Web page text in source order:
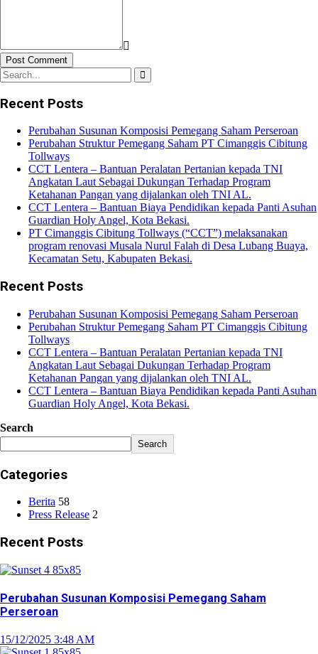
Post Comment
Recent Posts
Perubahan Susunan Komposisi Pemegang Saham Perseroan
Perubahan Struktur Pemegang Saham PT Cimanggis Cibitung
Tollways
CCT Lentera – Bantuan Peralatan Pertanian kepada TNI
Angkatan Laut Sebagai Dukungan Terhadap Program
Ketahanan Pangan yang dijalankan oleh TNI AL.
CCT Lentera – Bantuan Biaya Pendidikan kepada Panti Asuhan
Guardian Holy Angel, Kota Bekasi.
PT Cimanggis Cibitung Tollways (“CCT”) melaksanakan
program renovasi Musala Nurul Falah di Desa Lubang Buaya,
Kecamatan Setu, Kabupaten Bekasi.
Recent Posts
Perubahan Susunan Komposisi Pemegang Saham Perseroan
Perubahan Struktur Pemegang Saham PT Cimanggis Cibitung
Tollways
CCT Lentera – Bantuan Peralatan Pertanian kepada TNI
Angkatan Laut Sebagai Dukungan Terhadap Program
Ketahanan Pangan yang dijalankan oleh TNI AL.
CCT Lentera – Bantuan Biaya Pendidikan kepada Panti Asuhan
Guardian Holy Angel, Kota Bekasi.
Search
Search
Categories
Berita 58
Press Release 2
Recent Posts
Perubahan Susunan Komposisi Pemegang Saham
Perseroan
15/12/2025 3:48 AM